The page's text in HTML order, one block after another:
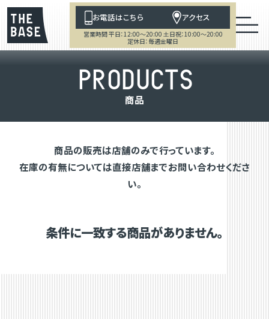
お電話はこちら アクセス
営業時間 平日：12:00～20:00 土日祝：10:00～20:00
定休日：毎週金曜日
PRODUCTS
商品
商品の販売は店舗のみで行っています。
在庫の有無については直接店舗までお問い合わせくださ
い。
条件に一致する商品がありません。